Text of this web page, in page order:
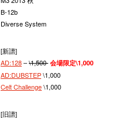
B-12b
Diverse System
[新譜]
AD:128–\1,500 会場限定\1,000
AD:DUBSTEP\1,000
Celt Challenge\1,000
[旧譜]